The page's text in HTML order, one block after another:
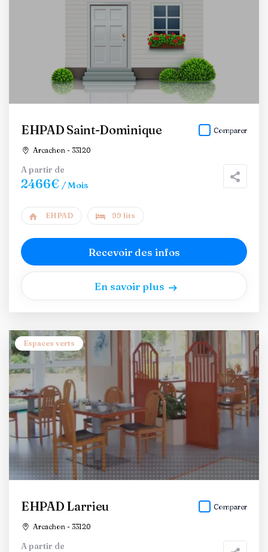
EHPAD Saint-Dominique
Arcachon - 33120
Comparer
A partir de
2466€ / Mois
EHPAD 99 lits
Recevoir des infos
En savoir plus
Espaces verts
EHPAD Larrieu
Arcachon - 33120
Comparer
A partir de